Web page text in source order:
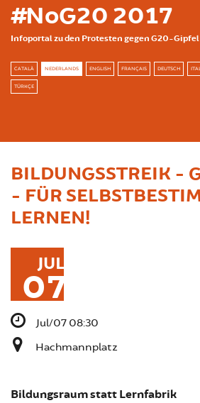
Skip to main content
#NoG20 2017
Infoportal zu den Protesten gegen G20-
CATALÀ NEDERLANDS ENGLISH FRANÇAIS DEUTSCH
TÜRKÇE
BILDUNGSSTREIK -
- FÜR
LERNEN!
JUL
07
Jul/07 08:30
Hachmannplatz
Bildungsraum statt Lernfabrik